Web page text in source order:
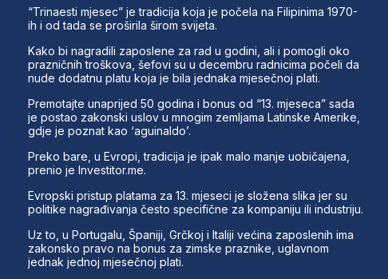
“Trinaesti mjesec” je tradicija koja je počela na Filipinima 1970-
ih i od tada se proširila širom svijeta.
Kako bi nagradili zaposlene za rad u godini, ali i pomogli oko
prazničnih troškova, šefovi su u decembru radnicima počeli da
nude dodatnu platu koja je bila jednaka mjesečnoj plati.
Premotajte unaprijed 50 godina i bonus od “13. mjeseca” sada
je postao zakonski uslov u mnogim zemljama Latinske Amerike,
gdje je poznat kao ‘aguinaldo’.
Preko bare, u Evropi, tradicija je ipak malo manje uobičajena,
prenio je Investitor.me.
Evropski pristup platama za 13. mjeseci je složena slika jer su
politike nagrađivanja često specifične za kompaniju ili industriju.
Uz to, u Portugalu, Španiji, Grčkoj i Italiji većina zaposlenih ima
zakonsko pravo na bonus za zimske praznike, uglavnom
jednak jednoj mjesečnoj plati.